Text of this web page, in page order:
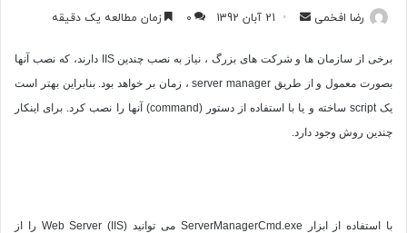
رضا افخمی
ارسال
ایمیل
21 آبان 1392 0 زمان مطالعه یک دقیقه
برخی از سازمان ها و شرکت های بزرگ ، نیاز به نصب چندینIIS
دارند، که نصب آنها
بصورت معمول و از طریق server manager، زمان بر خواهد بود. بنابراین بهتر است
یکscript ساخته و یا با استفاده از دستور (command) آنها را نصب کرد. برای اینکار
چندین روش وجود دارد.
با استفاده از ابزار ServerManagerCmd.exe می توانید Web Server (IIS) را از